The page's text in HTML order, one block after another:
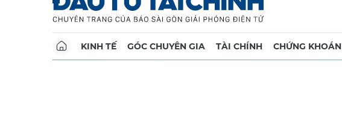
KINH TẾ GÓC CHUYÊN GIA TÀI CHÍNH CHỨNG KHOÁN